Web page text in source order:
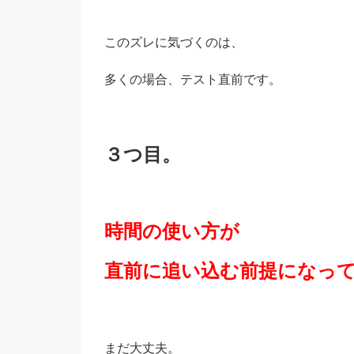
このズレに気づくのは、
多くの場合、テスト直前です。
３つ目。
時間の使い方が
直前に追い込む前提になっ
まだ大丈夫。